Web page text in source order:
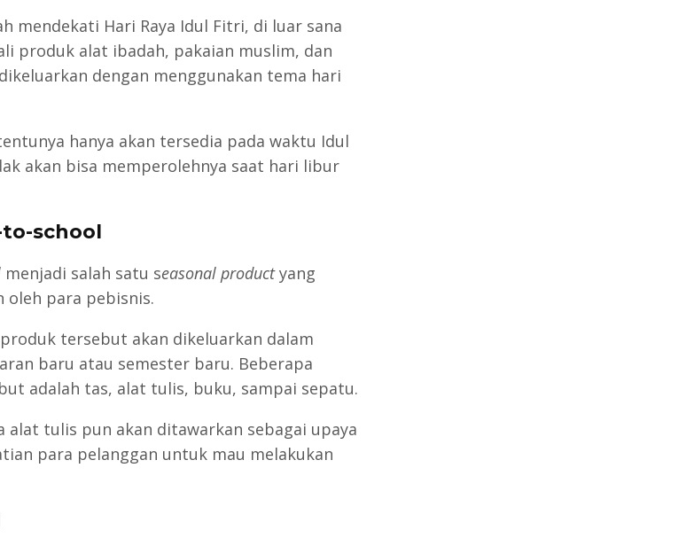
mendekati Hari Raya Idul Fitri, di luar sana
produk alat ibadah, pakaian muslim, dan
dengan menggunakan tema hari
hanya akan tersedia pada waktu Idul
akan bisa memperolehnya saat hari libur
school
menjadi salah satu seasonal productyang
oleh para pebisnis.
tersebut akan dikeluarkan dalam
baru atau semester baru. Beberapa
adalah tas, alat tulis, buku, sampai sepatu.
alat tulis pun akan ditawarkan sebagai upaya
para pelanggan untuk mau melakukan